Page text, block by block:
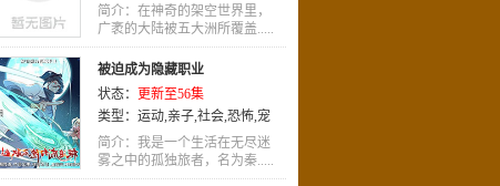
简介：在神奇的架空世界里，
广袤的大陆被五大洲所覆盖.....
被迫成为隐藏职业
状态： 更新至56集
类型： 运动,亲子,社会,恐怖,宠
物,恋爱,LOLI,竞技,穿越,历史,
国语,职业
简介：我是一个生活在无尽迷
雾之中的孤独旅者，名为秦.....